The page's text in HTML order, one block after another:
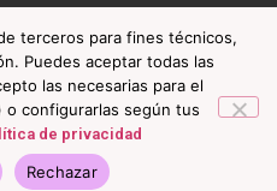
terceros para fines técnicos,
Puedes aceptar todas las
las necesarias para el
configurarlas según tus
de privacidad
Rechazar